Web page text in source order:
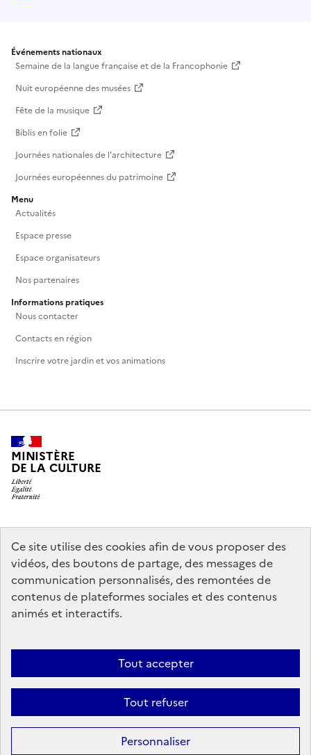
Ce site utilise des cookies afin de vous proposer des
vidéos, des boutons de partage, des messages de
communication personnalisés, des remontées de
contenus de plateformes sociales et des contenus
animés et interactifs.
Tout accepter
Tout refuser
Personnaliser
Événements nationaux
Semaine de la langue française et de la Francophonie
Nuit européenne des musées
Fête de la musique
Biblis en folie
Journées nationales de l'architecture
Journées européennes du patrimoine
Menu
Actualités
Espace presse
Espace organisateurs
Nos partenaires
Informations pratiques
Nous contacter
Contacts en région
Inscrire votre jardin et vos animations
MINISTÈRE
DE LA CULTURE
legifrance.gouv.fr
info.gouv.fr
service-public.gouv.fr
data.gouv.fr
générale de protection des données
Nous contacter
Nos